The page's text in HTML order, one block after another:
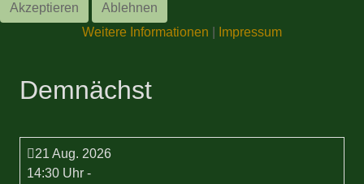
Demnächst
21 Aug. 2026
14:30 Uhr -
Akzeptieren
Ablehnen
Weitere Informationen
Impressum